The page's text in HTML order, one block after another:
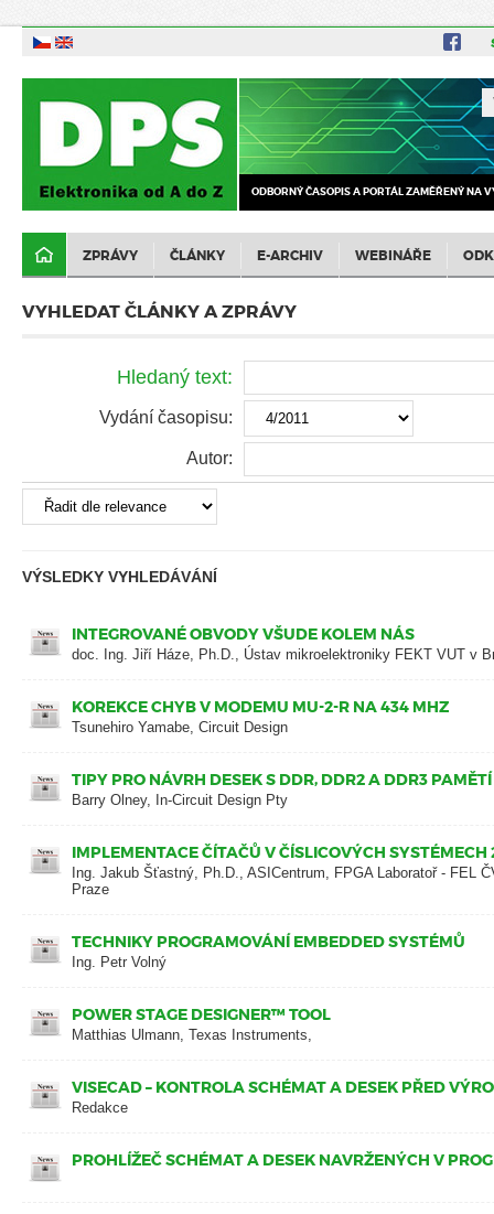
ODBORNÝ ČASOPIS A PORTÁL ZAMĚŘENÝ NA
ZPRÁVY ČLÁNKY E-ARCHIV WEBINÁŘE
VYHLEDAT ČLÁNKY A ZPRÁVY
Hledaný text:
Vydání časopisu:
Autor:
VÝSLEDKY VYHLEDÁVÁNÍ
INTEGROVANÉ OBVODY VŠUDE KOLEM NÁS
doc. Ing. Jiří Háze, Ph.D., Ústav mikroelektroniky FEKT VUT v
KOREKCE CHYB V MODEMU MU-2-R NA 434 MHZ
Tsunehiro Yamabe, Circuit Design
TIPY PRO NÁVRH DESEK S DDR, DDR2 A DDR3 PAMĚTÍ
Barry Olney, In-Circuit Design Pty
IMPLEMENTACE ČÍTAČŮ V ČÍSLICOVÝCH SYSTÉMECH
Ing. Jakub Šťastný, Ph.D., ASICentrum, FPGA Laboratoř - FEL
Praze
TECHNIKY PROGRAMOVÁNÍ EMBEDDED SYSTÉMŮ
Ing. Petr Volný
POWER STAGE DESIGNER™ TOOL
Matthias Ulmann, Texas Instruments,
VISECAD – KONTROLA SCHÉMAT A DESEK PŘED
Redakce
PROHLÍŽEČ SCHÉMAT A DESEK NAVRŽENÝCH V